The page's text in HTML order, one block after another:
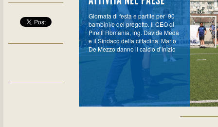
Giornata di festa e partite per 90
bambini/e del progetto. Il CEO di
Pirelli Romania, ing. Davide Meda
e il Sindaco della cittadina, Mario
De Mezzo danno il calcio d’inizio